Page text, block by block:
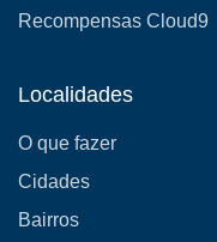
Recompensas Cloud9
Localidades
O que fazer
Cidades
Bairros